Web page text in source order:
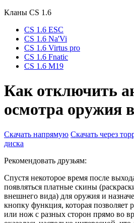
Кланы СS 1.6
CS 1.6 ESC
CS 1.6 Na'Vi
CS 1.6 Virtus pro
CS 1.6 Fnatic
CS 1.6 M19
Как отключить
осмотра оружия
Скачать напрямую Скачать через
диска
Рекомендовать друзьям:
Спустя некоторое время после
появляться платные скины
внешнего вида) для оружия и
кнопку функция, которая позволяет
или нож с разных сторон прямо во